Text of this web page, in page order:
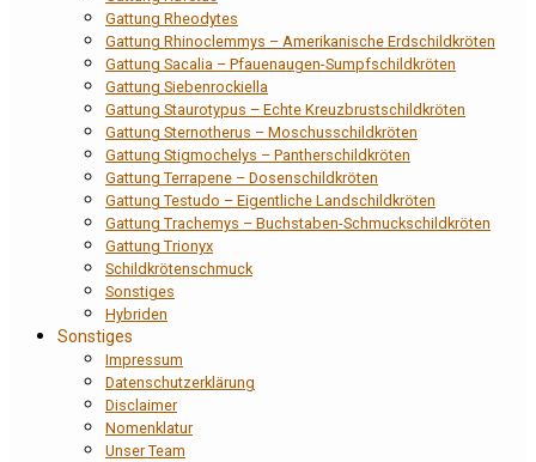
Gattung Rheodytes
Gattung Rhinoclemmys – Amerikanische Erdschildkröten
Gattung Sacalia – Pfauenaugen-Sumpfschildkröten
Gattung Siebenrockiella
Gattung Staurotypus – Echte Kreuzbrustschildkröten
Gattung Sternotherus – Moschusschildkröten
Gattung Stigmochelys – Pantherschildkröten
Gattung Terrapene – Dosenschildkröten
Gattung Testudo – Eigentliche Landschildkröten
Gattung Trachemys – Buchstaben-Schmuckschildkröten
Gattung Trionyx
Schildkrötenschmuck
Sonstiges
Hybriden
Sonstiges
Impressum
Datenschutzerklärung
Disclaimer
Nomenklatur
Unser Team